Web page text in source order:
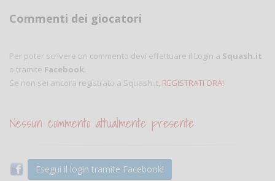
Commenti dei giocatori
Per poter scrivere un commento devi effettuare il Login a Squash.it
o tramite Facebook.
Se non sei ancora registrato a Squash.it, REGISTRATI ORA!
Nessun commento attualmente presente
Esegui il login tramite Facebook!